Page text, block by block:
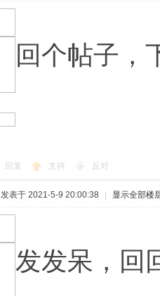
回个帖子，
回复 支持 反对
发表于 2021-5-9 20:00:38 显示全部楼
发发呆，回